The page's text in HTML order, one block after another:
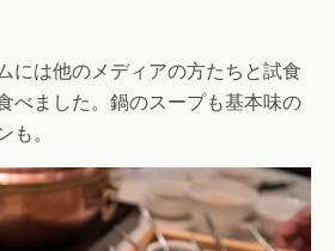
には他のメディアの方たちと試食
べました。鍋のスープも基本味の
も。